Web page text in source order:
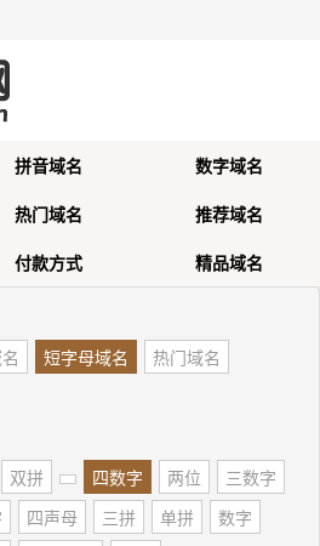
拼音域名
数字域名
热门域名
推荐域名
付款方式 精品域名
短字母域名
热门域名
双拼 四数字 两位
三数字
四声母 三拼 单拼
数字